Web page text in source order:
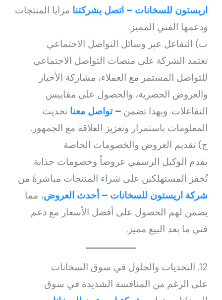
اريستون للسخانات – اتصل بشركتنا مزايا المنتجات
ودعمها الفني المميز.
ب) التفاعل عبر وسائل التواصل الاجتماعي
تعتمد الشركة على منصات التواصل الاجتماعي
للتواصل المستمر مع العملاء، مشاركة الأخبار
والعروض الحصرية، والحصول على مقاييس
التفاعلات. وبهذا تضمن– تواصل معنا تحديث
المعلومات باستمرار وتعزيز العلاقة مع الجمهور.
ج) تقديم العروض والخصومات الخاصة
يقدم الوكيل الرسمي عروضاً وخصومات جذابة
تُحفز المستهلكين على شراء المنتجات مباشرةً من
شركة اريستون للسخانات – أحدث العروض، مما
يضمن لهم الحصول على أفضل الأسعار مع دعم
فني ما بعد البيع مميز.
12. التحديات والحلول في سوق السخانات
على الرغم من المنافسة الشديدة في سوق